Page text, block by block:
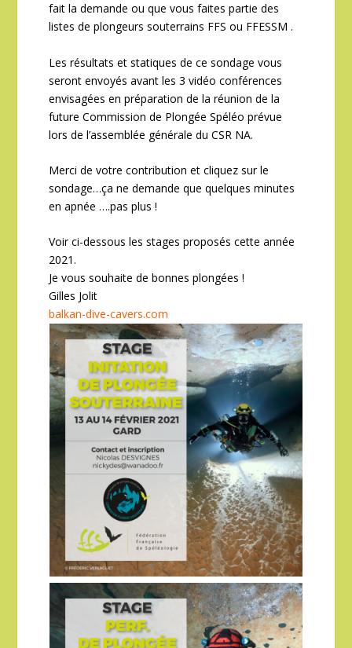
fait la demande ou que vous faites partie des
listes de plongeurs souterrains FFS ou FFESSM .
Les résultats et statiques de ce sondage vous
seront envoyés avant les 3 vidéo conférences
envisagées en préparation de la réunion de la
future Commission de Plongée Spéléo prévue
lors de l’assemblée générale du CSR NA.
Merci de votre contribution et cliquez sur le
sondage…ça ne demande que quelques minutes
en apnée ….pas plus !
Voir ci-dessous les stages proposés cette année
2021.
Je vous souhaite de bonnes plongées !
Gilles Jolit
balkan-dive-cavers.com